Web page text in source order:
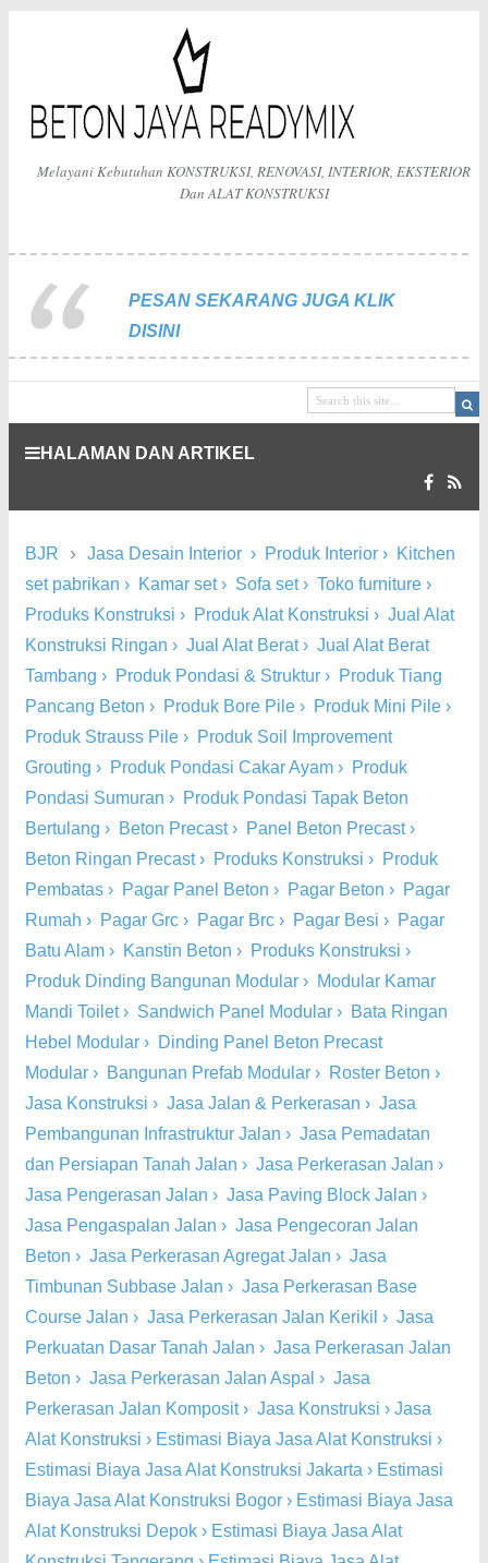
Melayani Kebutuhan KONSTRUKSI, RENOVASI, INTERIOR, EKSTERIOR
Dan ALAT KONSTRUKSI
PESAN SEKARANG JUGA KLIK
DISINI
HALAMAN DAN ARTIKEL
BJR › Jasa Desain Interior › Produk Interior › Kitchen
set pabrikan › Kamar set› Sofa set› Toko furniture ›
Produks Konstruksi › Produk Alat Konstruksi › Jual Alat
Konstruksi Ringan › Jual Alat Berat› Jual Alat Berat
Tambang › Produk Pondasi & Struktur › Produk Tiang
Pancang Beton › Produk Bore Pile › Produk Mini Pile ›
Produk Strauss Pile › Produk Soil Improvement
Grouting › Produk Pondasi Cakar Ayam › Produk
Pondasi Sumuran › Produk Pondasi Tapak Beton
Bertulang › Beton Precast› Panel Beton Precast›
Beton Ringan Precast› Produks Konstruksi › Produk
Pembatas › Pagar Panel Beton › Pagar Beton › Pagar
Rumah › Pagar Grc › Pagar Brc › Pagar Besi › Pagar
Batu Alam › Kanstin Beton › Produks Konstruksi ›
Produk Dinding Bangunan Modular › Modular Kamar
Mandi Toilet› Sandwich Panel Modular › Bata Ringan
Hebel Modular › Dinding Panel Beton Precast
Modular › Bangunan Prefab Modular › Roster Beton ›
Jasa Konstruksi › Jasa Jalan & Perkerasan › Jasa
Pembangunan Infrastruktur Jalan › Jasa Pemadatan
dan Persiapan Tanah Jalan › Jasa Perkerasan Jalan ›
Jasa Pengerasan Jalan › Jasa Paving Block Jalan ›
Jasa Pengaspalan Jalan › Jasa Pengecoran Jalan
Beton › Jasa Perkerasan Agregat Jalan › Jasa
Timbunan Subbase Jalan › Jasa Perkerasan Base
Course Jalan › Jasa Perkerasan Jalan Kerikil › Jasa
Perkuatan Dasar Tanah Jalan › Jasa Perkerasan Jalan
Beton › Jasa Perkerasan Jalan Aspal › Jasa
Perkerasan Jalan Komposit› Jasa Konstruksi › Jasa
Alat Konstruksi › Estimasi Biaya Jasa Alat Konstruksi ›
Estimasi Biaya Jasa Alat Konstruksi Jakarta › Estimasi
Biaya Jasa Alat Konstruksi Bogor › Estimasi Biaya Jasa
Alat Konstruksi Depok › Estimasi Biaya Jasa Alat